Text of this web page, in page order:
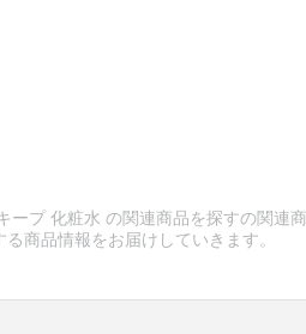
ープ 化粧水 の関連商品を探すの関連
商品情報をお届けしていきます。